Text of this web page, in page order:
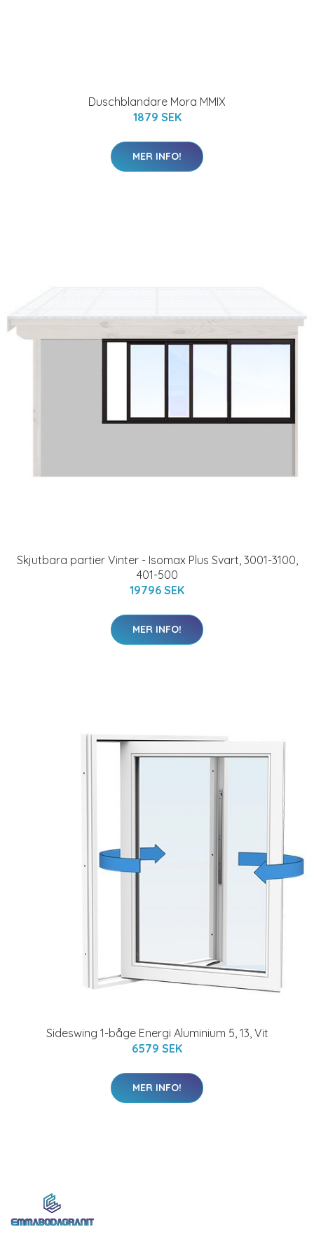
Duschblandare Mora MMIX
1879 SEK
MER INFO!
Skjutbara partier Vinter - Isomax Plus Svart, 3001-3100,
401-500
19796 SEK
MER INFO!
Sideswing 1-båge Energi Aluminium 5, 13, Vit
6579 SEK
MER INFO!